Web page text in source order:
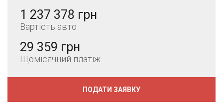
1 237 378 грн
Вартість авто
29 359 грн
Щомісячний платіж
ПОДАТИ ЗАЯВКУ